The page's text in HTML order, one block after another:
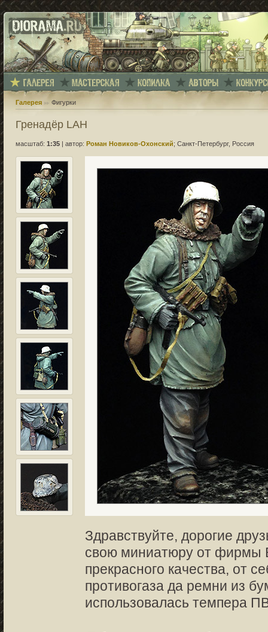
Галерея Фигурки
Гренадёр LAH
масштаб: 1:35 автор: Роман Новиков-Охонский; Санкт-Петербург, Россия
Здравствуйте, дорогие
свою миниатюру от фирмы
прекрасного качества, от
противогаза да ремни из
использовалась темпера